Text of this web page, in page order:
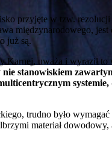
przyjęte w tzw.
międzynarodowego,
już są.
Karnej, uważa i wyraził to
stanowiskiem
trudno było
materiał